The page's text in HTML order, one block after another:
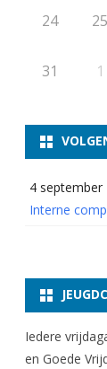
24 25
31 1
4 september
Interne
Iedere
en Goede